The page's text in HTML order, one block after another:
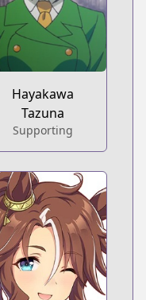
Hayakawa
Tazuna
Supporting